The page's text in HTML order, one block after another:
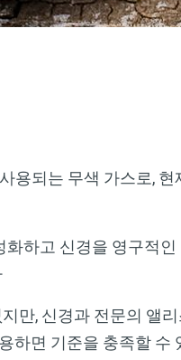
용되는 무색 가스로,
하고 신경을 영구적
만, 신경과 전문의 앨
하면 기준을 충족할